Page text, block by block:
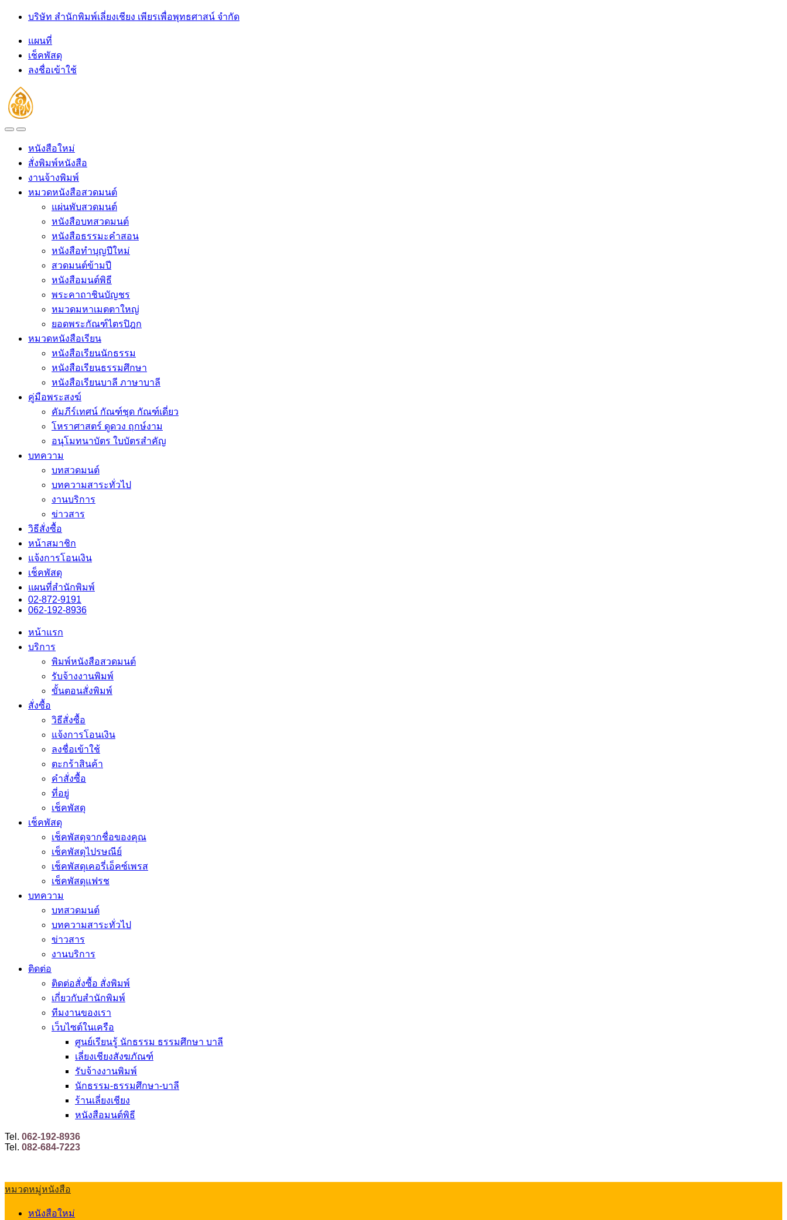
Skip
navigation
Skip
บริษัท สำนักพิมพ์เลี่ยงเชียง เพียรเพื่อพุทธศาสน์ จำกัด
แผนที่
เช็คพัสดุ
ลงชื่อเข้าใช้
OpenClose
หนังสือใหม่
สั่งพิมพ์หนังสือ
งานจ้างพิมพ์
หมวดหนังสือสวดมนต์
แผ่นพับสวดมนต์
หนังสือบทสวดมนต์
หนังสือธรรมะคำสอน
หนังสือทำบุญปีใหม่
สวดมนต์ข้ามปี
หนังสือมนต์พิธี
พระคาถาชินบัญชร
หมวดมหาเมตตาใหญ่
ยอดพระกัณฑ์ไตรปิฎก
หมวดหนังสือเรียน
หนังสือเรียนนักธรรม
หนังสือเรียนธรรมศึกษา
หนังสือเรียนบาลี ภาษาบาลี
คู่มือพระสงฆ์
คัมภีร์เทศน์ กัณฑ์ชุด กัณฑ์เดี่ยว
โหราศาสตร์ ดูดวง ฤกษ์งาม
อนุโมทนาบัตร ใบบัตรสำคัญ
บทความ
บทสวดมนต์
บทความสาระทั่วไป
งานบริการ
ข่าวสาร
วิธีสั่งซื้อ
หน้าสมาชิก
แจ้งการโอนเงิน
เช็คพัสดุ
แผนที่สำนักพิมพ์
02-872-9191
062-192-8936
หน้าแรก
บริการ
พิมพ์หนังสือสวดมนต์
รับจ้างงานพิมพ์
ขั้นตอนสั่งพิมพ์
สั่งซื้อ
วิธีสั่งซื้อ
แจ้งการโอนเงิน
ลงชื่อเข้าใช้
ตะกร้าสินค้า
คำสั่งซื้อ
ที่อยู่
เช็คพัสดุ
เช็คพัสดุ
เช็คพัสดุจากชื่อของคุณ
เช็คพัสดุไปรษณีย์
เช็คพัสดุเคอรี่เอ็คซ์เพรส
เช็คพัสดุแฟรช
บทความ
บทสวดมนต์
บทความสาระทั่วไป
ข่าวสาร
งานบริการ
ติดต่อ
ติดต่อสั่งซื้อ สั่งพิมพ์
เกี่ยวกับสำนักพิมพ์
ทีมงานของเรา
เว็บไซต์ในเครือ
ศูนย์เรียนรู้ นักธรรม ธรรมศึกษา บาลี
เลี่ยงเชียงสังฆภัณฑ์
รับจ้างงานพิมพ์
นักธรรม-ธรรมศึกษา-บาลี
ร้านเลี่ยงเชียง
หนังสือมนต์พิธี
Tel. 062-192-8936
Tel. 082-684-7223
หมวดหมู่หนังสือ
หนังสือใหม่